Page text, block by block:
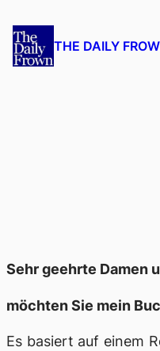
Inhalt
springen
THE DAILY
Sehr geehrte Damen
möchten Sie mein
Es basiert auf einem